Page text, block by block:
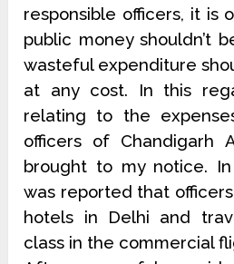
responsible officers, it is
public money shouldn’t
wasteful expenditure
at any cost.
In this
relating to the
officers of Chandigarh
brought to my notice.
was reported that
hotels in Delhi and
class in the commercial